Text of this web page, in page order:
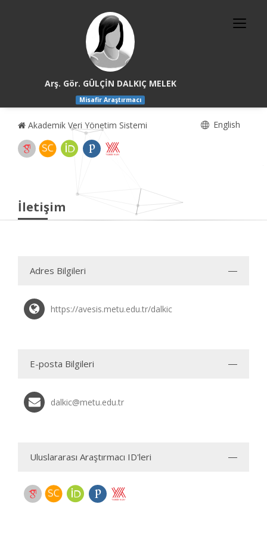
Arş. Gör. GÜLÇİN DALKIÇ MELEK
Misafir Araştırmacı
Akademik Veri Yönetim Sistemi English
İletişim
Adres Bilgileri
https://avesis.metu.edu.tr/dalkic
E-posta Bilgileri
dalkic@metu.edu.tr
Uluslararası Araştırmacı ID'leri